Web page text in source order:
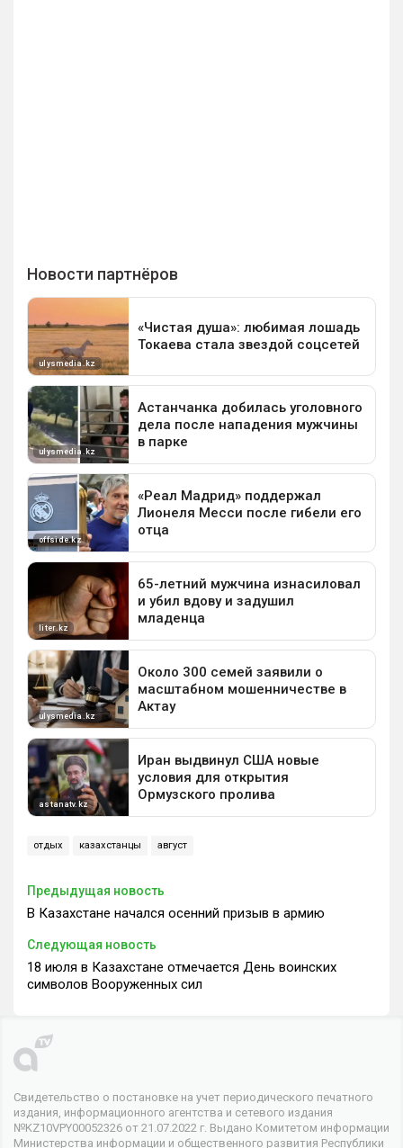
отдых казахстанцы август
Предыдущая новость
В Казахстане начался осенний призыв в армию
Следующая новость
18 июля в Казахстане отмечается День воинских
символов Вооруженных сил
Свидетельство о постановке на учет периодического печатного
издания, информационного агентства и сетевого издания
№KZ10VPY00052326 от 21.07.2022 г. Выдано Комитетом информации
Министерства информации и общественного развития Республики